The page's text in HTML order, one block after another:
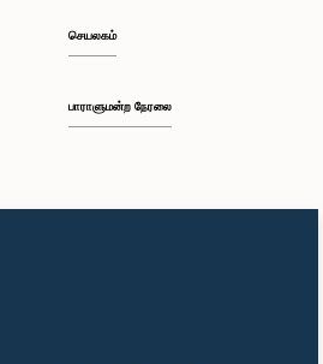
செயலகம்
பாராளுமன்ற நேரலை